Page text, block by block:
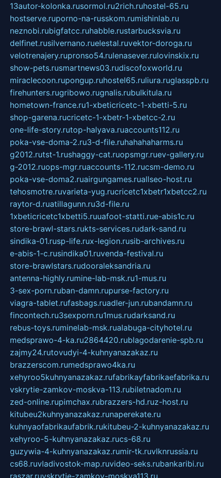
13autor-kolonka.rusormol.ru2rich.ruhostel-65.ru
hostserve.ruporno-na-russkom.rumishinlab.ru
neznobi.rubigfatcc.ruhabble.rustarbucksvia.ru
delfinet.rusilvernano.ruelestal.ruvektor-doroga.ru
velotrenajery.rupronso54.rulenasever.rulovinskix.ru
show-pets.rusmartnews03.rudiscofoxworld.ru
miraclecoon.rupongup.ruhostel65.ruliura.ruglasspb.ru
firehunters.rugribowo.rugnalis.rubulkitula.ru
hometown-france.ru1-xbeticricetc-1-xbetti-5.ru
shop-garena.rucricetc-1-xbetr-1-xbetcc-2.ru
one-life-story.rutop-halyava.ruaccounts112.ru
poka-vse-doma-2.ru3-d-file.ruhahahaharms.ru
g2012.rutst-1.rushaggy-cat.ruopsmgr.ruev-gallery.ru
g-2012.ruops-mgr.ruaccounts-112.rucsm-demo.ru
poka-vse-doma2.ruairgungames.ruallseo-host.ru
tehosmotre.ruvarieta-yug.rucricetc1xbetr1xbetcc2.ru
raytor-d.ruatillagunn.ru3d-file.ru
1xbeticricetc1xbetti5.ruuafoot-statti.rue-abis1c.ru
store-brawl-stars.rukts-services.rudark-sand.ru
sindika-01.rusp-life.rux-legion.rusib-archives.ru
e-abis-1-c.rusindika01.ruvenda-festival.ru
store-brawlstars.rudooraleksandria.ru
antenna-highly.rumine-lab-msk.ru1-mus.ru
3-sex-porn.ruban-damn.rupurse-factory.ru
viagra-tablet.rufasbags.ruadler-jun.rubandamn.ru
fincontech.ru3sexporn.ru1mus.rudarksand.ru
rebus-toys.ruminelab-msk.rualabuga-cityhotel.ru
medsprawo-4-ka.ru2864420.rublagodarenie-spb.ru
zajmy24.rutovudyi-4-kuhnyanazakaz.ru
brazzerscom.rumedsprawo4ka.ru
xehyroo5kuhnyanazakaz.rufabrikayfabrikaefabrika.ru
vskrytie-zamkov-moskva-113.rubiletnadom.ru
zed-online.rupimchax.rubrazzers-hd.ruz-host.ru
kitubeu2kuhnyanazakaz.runaperekate.ru
kuhnyaofabrikaufabrik.rukitubeu-2-kuhnyanazakaz.ru
xehyroo-5-kuhnyanazakaz.rucs-68.ru
guzywia-4-kuhnyanazakaz.rumir-tk.ruvlknrussia.ru
cs68.ruvladivostok-map.ruvideo-seks.rubankaribi.ru
raszar.ruvskrytie-zamkov-moskva113.ru